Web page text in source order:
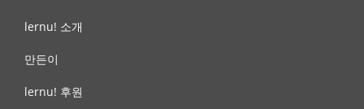
lernu! 소개
만든이
lernu! 후원